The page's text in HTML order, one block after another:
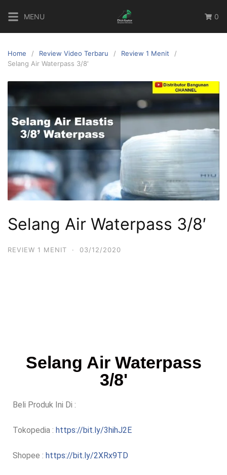
MENU 0
Home Review Video Terbaru
Review 1 Menit
Selang Air Waterpass 3/8′
Selang Air Waterpass 3/8′
REVIEW 1 MENIT · 03/12/2020
Selang Air Waterpass
3/8'
Beli Produk Ini Di :
Tokopedia : https://bit.ly/3hihJ2E
Shopee : https://bit.ly/2XRx9TD